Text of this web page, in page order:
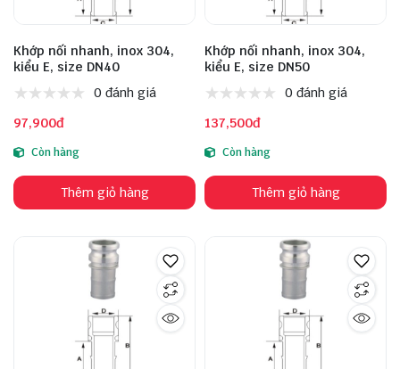
Khớp nối nhanh, inox 304,
kiểu E, size DN40
0 đánh giá
97,900đ
Còn hàng
Thêm giỏ hàng
Khớp nối nhanh, inox 304,
kiểu E, size DN50
0 đánh giá
137,500đ
Còn hàng
Thêm giỏ hàng